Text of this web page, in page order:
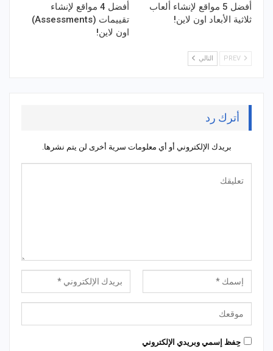
أفضل 5 مواقع لإنشاء ألعاب
ثلاثية الأبعاد اون لاين!
أفضل 4 مواقع لإنشاء
تقييمات (Assessments)
اون لاين!
التالي
أترك رد
بريدك الإلكتروني أو أي معلومات سرية أخرى لن يتم نشرها.
حِفظ إسمي وبريدي الإلكتروني